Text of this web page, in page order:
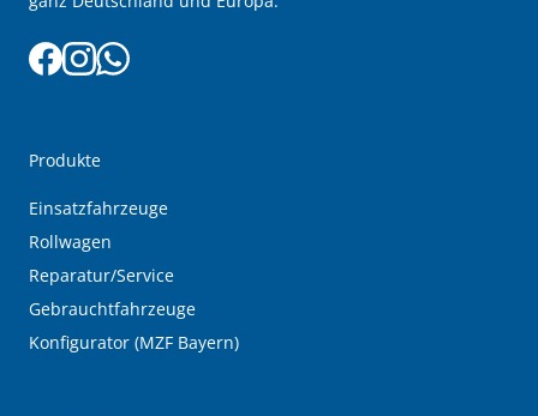
Produkte
Einsatzfahrzeuge
Rollwagen
Reparatur/Service
Gebrauchtfahrzeuge
Konfigurator (MZF Bayern)